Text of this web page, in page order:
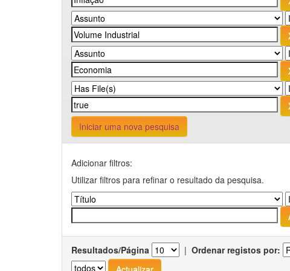
Iniciar uma nova pesquisa
Adicionar filtros:
Utilizar filtros para refinar o resultado da pesquisa.
Resultados/Página | Ordenar registos por: